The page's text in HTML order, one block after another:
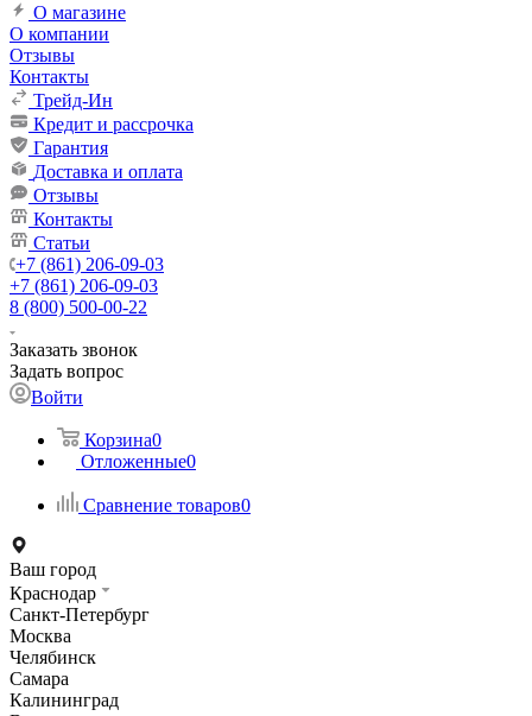
О магазине
О компании
Отзывы
Контакты
Трейд-Ин
Кредит и рассрочка
Гарантия
Доставка и оплата
Отзывы
Контакты
Статьи
+7 (861) 206-09-03
+7 (861) 206-09-03
8 (800) 500-00-22
Заказать звонок
Задать вопрос
Войти
Корзина0
Отложенные0
Сравнение товаров0
Ваш город
Краснодар
Санкт-Петербург
Москва
Челябинск
Самара
Калининград